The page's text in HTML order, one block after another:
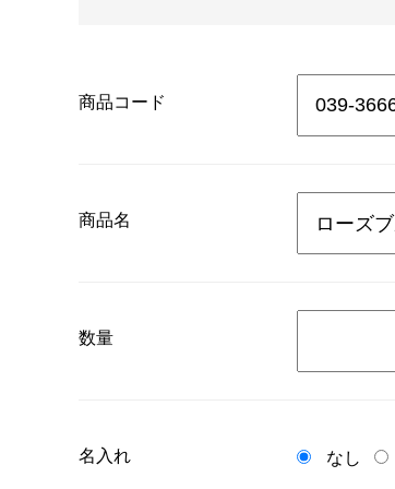
商品コード
商品名
数量
名入れ なし